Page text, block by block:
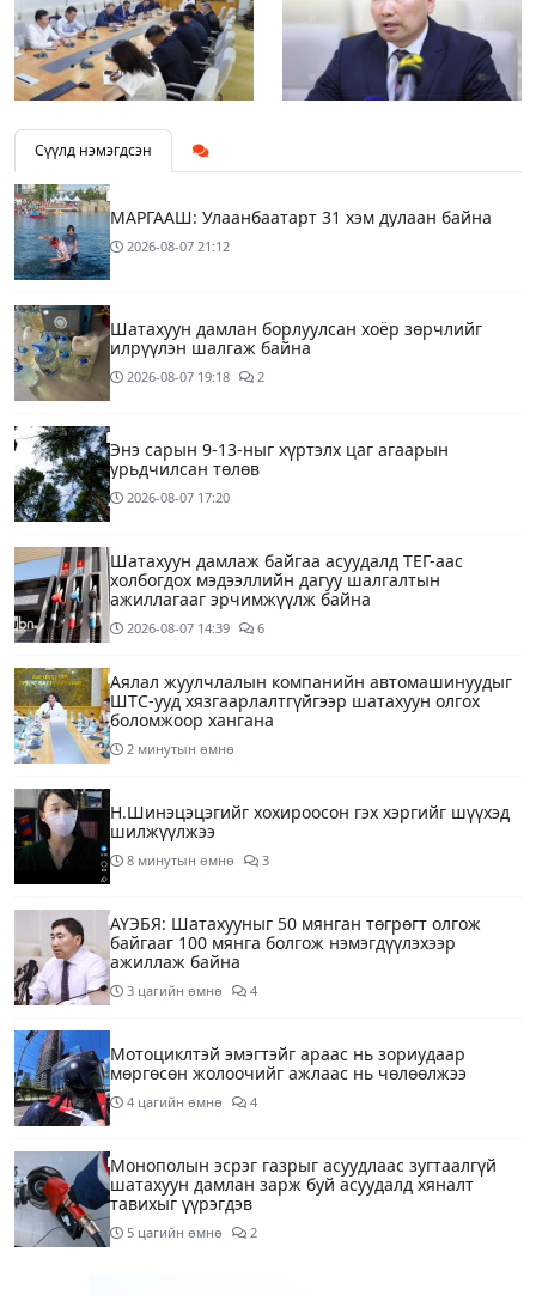
Сүүлд нэмэгдсэн
МАРГААШ: Улаанбаатарт 31 хэм дулаан байна
2026-08-07 21:12
Шатахуун дамлан борлуулсан хоёр зөрчлийг
илрүүлэн шалгаж байна
2026-08-07 19:18 2
Энэ сарын 9-13-ныг хүртэлх цаг агаарын
урьдчилсан төлөв
2026-08-07 17:20
Шатахуун дамлаж байгаа асуудалд ТЕГ-аас
холбогдох мэдээллийн дагуу шалгалтын
ажиллагааг эрчимжүүлж байна
2026-08-07 14:39 6
Аялал жуулчлалын компанийн автомашинуудыг
ШТС-ууд хязгаарлалтгүйгээр шатахуун олгох
боломжоор хангана
2 минутын өмнө
Н.Шинэцэцэгийг хохироосон гэх хэргийг шүүхэд
шилжүүлжээ
8 минутын өмнө 3
АҮЭБЯ: Шатахууныг 50 мянган төгрөгт олгож
байгааг 100 мянга болгож нэмэгдүүлэхээр
ажиллаж байна
3 цагийн өмнө 4
Мотоциклтэй эмэгтэйг араас нь зориудаар
мөргөсөн жолоочийг ажлаас нь чөлөөлжээ
4 цагийн өмнө 4
Монополын эсрэг газрыг асуудлаас зугтаалгүй
шатахуун дамлан зарж буй асуудалд хяналт
тавихыг үүрэгдэв
5 цагийн өмнө 2